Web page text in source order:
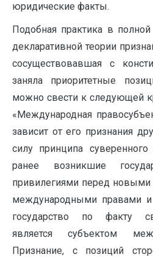
юридические факты.
Подобная практика в
декларативной теории
сосуществовавшая с
заняла приоритетные
можно свести к следующей
«Международная
зависит от его признания
силу принципа суверенного
ранее возникшие
привилегиями перед новыми
международными правами и
государство по факту
является субъектом
Признание, с позиций